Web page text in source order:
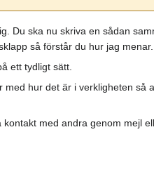
Du ska nu skriva en sådan
så förstår du hur jag
ett tydligt sätt.
hur det är i verkligheten
med andra genom mejl